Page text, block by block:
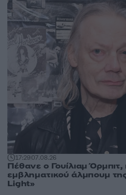
17:2907.08.26
Πέθανε ο Γουίλιαμ
εμβληματικού άλμπουμ
Light»